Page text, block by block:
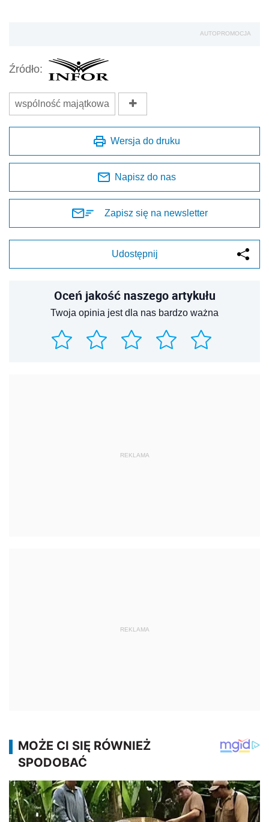
AUTOPROMOCJA
Źródło:
wspólność majątkowa
Wersja do druku
Napisz do nas
Zapisz się na newsletter
Udostępnij
Oceń jakość naszego artykułu
Twoja opinia jest dla nas bardzo ważna
REKLAMA
REKLAMA